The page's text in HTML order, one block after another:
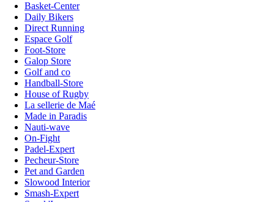
Basket-Center
Daily Bikers
Direct Running
Espace Golf
Foot-Store
Galop Store
Golf and co
Handball-Store
House of Rugby
La sellerie de Maé
Made in Paradis
Nauti-wave
On-Fight
Padel-Expert
Pecheur-Store
Pet and Garden
Slowood Interior
Smash-Expert